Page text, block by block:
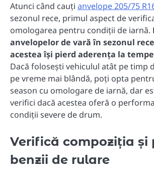
Atunci când cauți anvelope 205/75
sezonul rece, primul aspect de
omologarea pentru condiții de iarnă.
anvelopelor de vară în sezonul
acestea își pierd aderența la
Dacă folosești vehiculul atât pe timp
pe vreme mai blândă, poți opta
season cu omologare de iarnă, dar
verifici dacă acestea oferă o
condiții severe de drum.
Verifică compoziția și
benzii de rulare